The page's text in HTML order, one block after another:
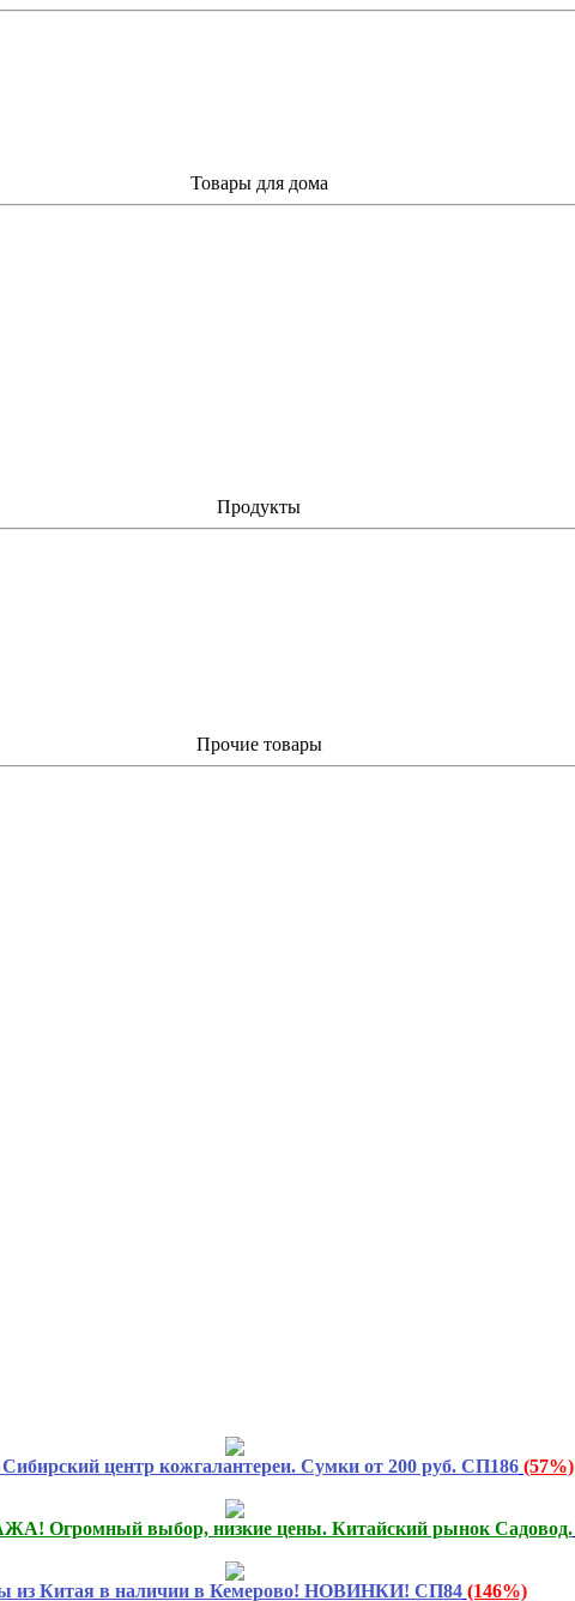
Товары для дома
Продукты
Прочие товары
центр кожгалантереи. Сумки от 200 руб. СП186 (57%)
Огромный выбор, низкие цены. Китайский рынок Садовод.
из Китая в наличии в Кемерово! НОВИНКИ! СП84 (146%)